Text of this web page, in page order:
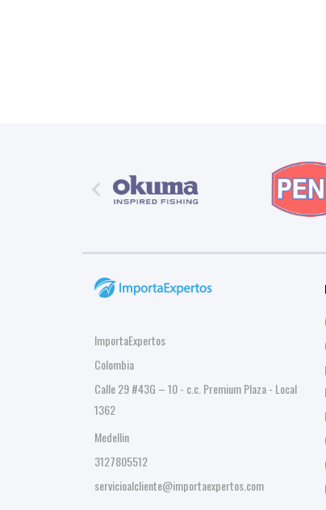

ImportaExpertos
Colombia
Calle 29 #43G – 10 - c.c. Premium Plaza - Local
1362
Medellin
3127805512
servicioalcliente@importaexpertos.com